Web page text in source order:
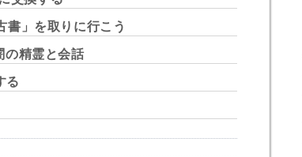
書」を取りに行こう
の精霊と会話
る